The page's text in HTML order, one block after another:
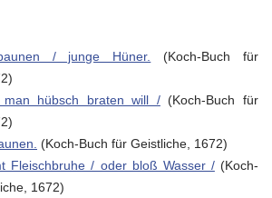
/ junge Hüner.
(Koch-Buch für
hübsch braten will /(Koch-Buch für
(Koch-Buch für Geistliche, 1672)
Fleischbruhe / oder bloß Wasser /(Koch-
1672)